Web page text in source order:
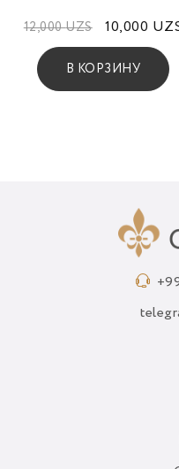
12,000UZS 10,000
В КОРЗИНУ